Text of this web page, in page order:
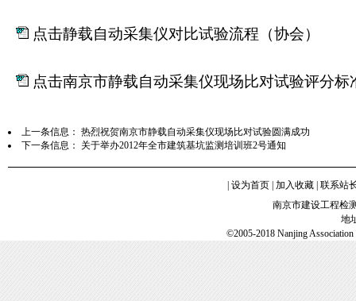
点击静载自动采集仪对比试验流程（协会）
点击南京市静载自动采集仪现场比对试验评分标
上一条信息： 热烈祝贺南京市静载自动采集仪现场比对试验圆满成功
下一条信息： 关于举办2012年全市建筑基坑监测培训班2号通知
设为首页 加入收藏 联系站
南京市建设工程检
地
©2005-2018 Nanjing